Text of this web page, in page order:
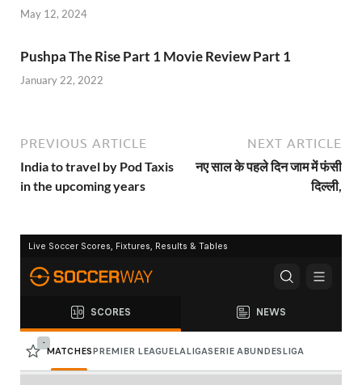
May 12, 2024
Pushpa The Rise Part 1 Movie Review Part 1
January 22, 2022
PREVIOUS ARTICLE
India to travel by Pod Taxis
in the upcoming years
NEXT ARTICLE
नए साल के पहले दिन जाम में फंसी
दिल्ली,